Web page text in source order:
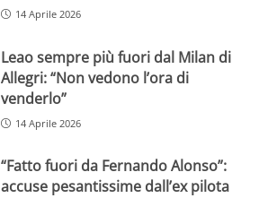
14 Aprile 2026
Leao sempre più fuori dal Milan di
Allegri: “Non vedono l’ora di
venderlo”
14 Aprile 2026
“Fatto fuori da Fernando Alonso”:
accuse pesantissime dall’ex pilota